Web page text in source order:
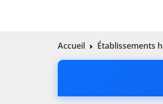
Accueil Établissements